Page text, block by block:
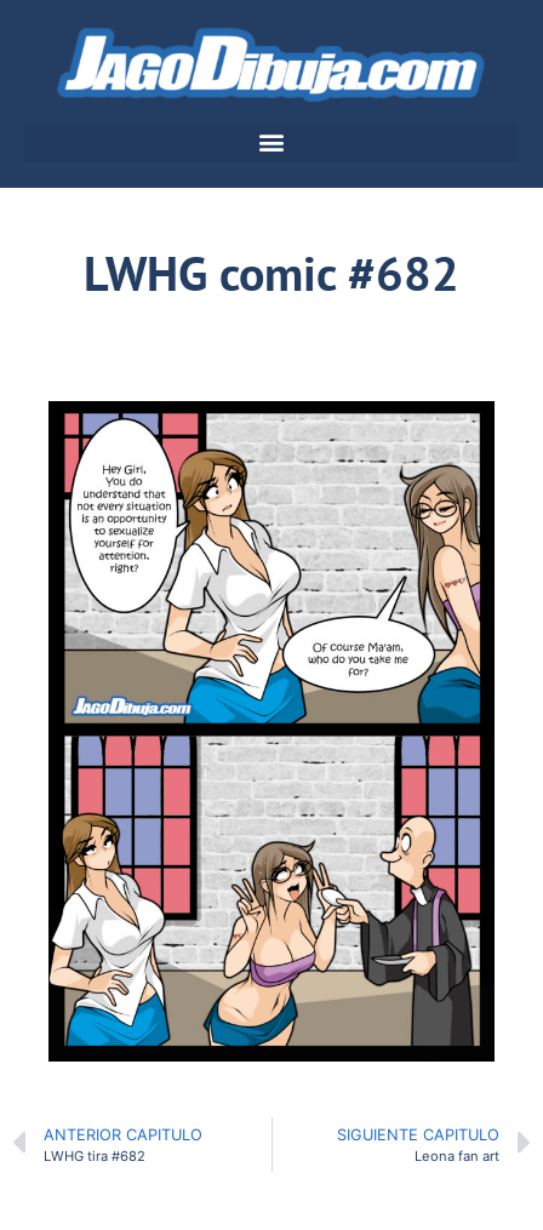
LWHG comic #682
ANTERIOR CAPITULO
LWHG tira #682
SIGUIENTE CAPITULO
Leona fan art